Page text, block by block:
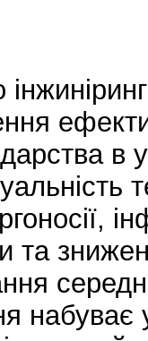
в
та